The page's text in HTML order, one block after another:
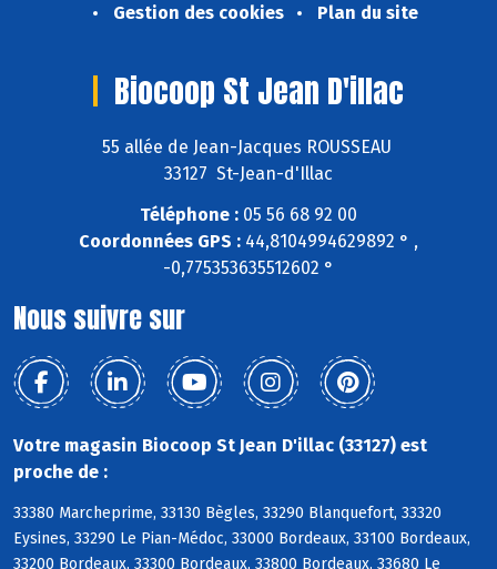
Gestion des cookies
Plan du site
Biocoop St Jean D'illac
55 allée de Jean-Jacques ROUSSEAU
33127 St-Jean-d'Illac
Téléphone : 05 56 68 92 00
Coordonnées GPS : 44,8104994629892 ° ,
-0,775353635512602 °
Nous suivre sur
Votre magasin Biocoop St Jean D'illac (33127) est
proche de :
33380 Marcheprime, 33130 Bègles, 33290 Blanquefort, 33320
Eysines, 33290 Le Pian-Médoc, 33000 Bordeaux, 33100 Bordeaux,
33200 Bordeaux, 33300 Bordeaux, 33800 Bordeaux, 33680 Le